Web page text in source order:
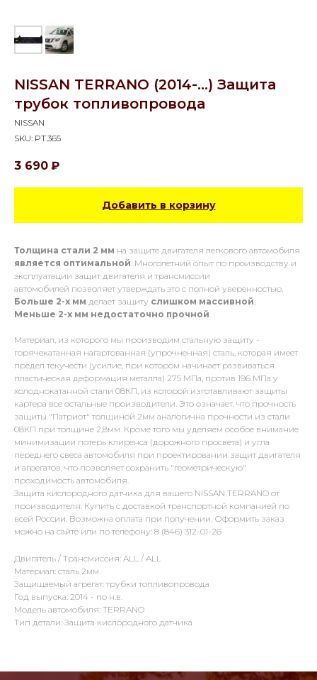
NISSAN TERRANO (2014-...) Защита
трубок топливопровода
NISSAN
SKU: PT.365
3 690 ₽
Добавить в корзину
Толщина стали 2 мм на защите двигателя легкового автомобиля
является оптимальной. Многолетний опыт по производству и
эксплуатации защит двигателя и трансмиссии
автомобилей позволяет утверждать это с полной уверенностью.
Больше 2-х мм делает защиту слишком массивной,
Меньше 2-х мм недостаточно прочной
Материал, из которого мы производим стальную защиту -
горячекатанная нагартованная (упрочненная) сталь, которая имеет
предел текучести (усилие, при котором начинает развиваться
пластическая деформация металла) 275 МПа, против 196 МПа у
холоднокатанной стали 08КП, из которой изготавливают защиты
картера все остальные производители. Это означает, что прочность
защиты "Патриот" толщиной 2мм аналогична прочности из стали
08КП при толщине 2,8мм. Кроме того мы уделяем особое внимание
минимизации потерь клиренса (дорожного просвета) и угла
переднего свеса автомобиля при проектировании защит двигателя
и агрегатов, что позволяет сохранить "геометрическую"
проходимость автомобиля.
Защита кислородного датчика для вашего NISSAN TERRANO от
производителя. Купить с доставкой транспортной компанией по
всей России. Возможна оплата при получении. Оформить заказ
можно на сайте или по телефону: 8 (846) 312-01-26
Двигатель / Трансмиссия: ALL / ALL
Материал: сталь 2мм
Защищаемый агрегат: трубки топливопровода
Год выпуска: 2014 - по н.в.
Модель автомобиля: TERRANO
Тип детали: Защита кислородного датчика